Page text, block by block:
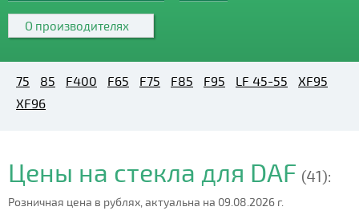
О производителях
75 85 F400 F65 F75 F85 F95 LF 45-55
XF95
XF96
Цены на стекла для DAF (41):
Розничная цена в рублях, актуальна на 09.08.2026 г.